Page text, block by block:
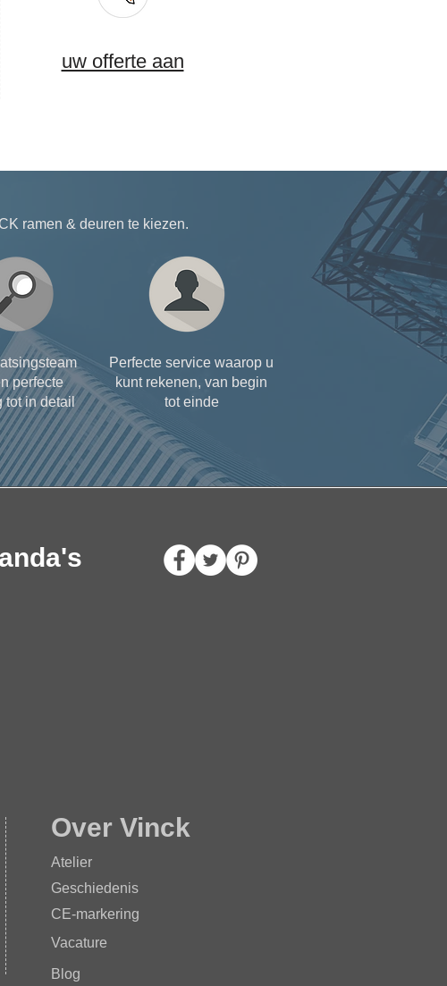
uw offerte aan
ramen & deuren te kiezen.
perfecte
tot in detail
Perfecte service waarop u
kunt rekenen, van begin
tot einde
Over Vinck
Atelier
Geschiedenis
CE-markering
Vacature
Blog